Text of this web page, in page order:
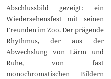
Abschlussbild gezeigt: ein
Wiedersehensfest mit seinen
Freunden im Zoo. Der prägende
Rhythmus, der aus der
Abwechslung von Lärm und
Ruhe, von fast
monochromatischen Bildern